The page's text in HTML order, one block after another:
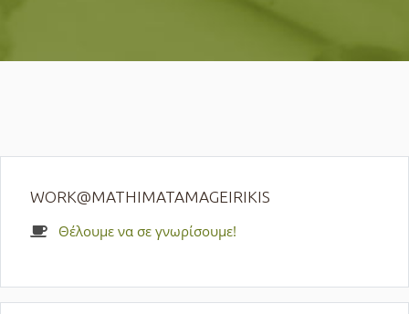
WORK@MATHIMATAMAGEIRIKIS
Θέλουμε να σε γνωρίσουμε!